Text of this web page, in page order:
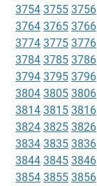
3754 3755 3756
3764 3765 3766
3774 3775 3776
3784 3785 3786
3794 3795 3796
3804 3805 3806
3814 3815 3816
3824 3825 3826
3834 3835 3836
3844 3845 3846
3854 3855 3856